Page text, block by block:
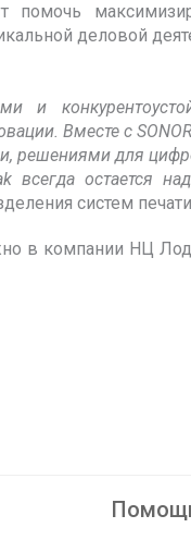
деловой
и
Вместе с
решениями для
всегда остается
систем
в компании НЦ